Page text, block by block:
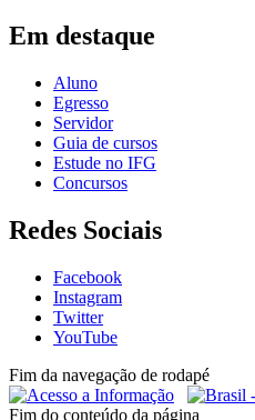
Em destaque
Aluno
Egresso
Servidor
Guia de cursos
Estude no IFG
Concursos
Redes Sociais
Facebook
Instagram
Twitter
YouTube
Fim da navegação de rodapé
Fim do conteúdo da página